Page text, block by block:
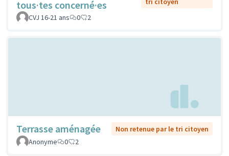
tous·tes concerné·es
CVJ 16-21 ans
0 2
Terrasse aménagée
Non retenue par le tri citoyen
Anonyme
0 2